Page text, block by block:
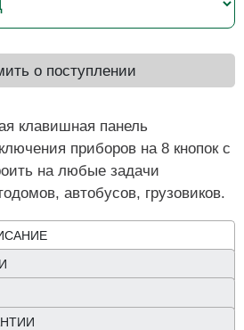
о поступлении
клавишная панель
приборов на 8 кнопок с
на любые задачи
автобусов, грузовиков.